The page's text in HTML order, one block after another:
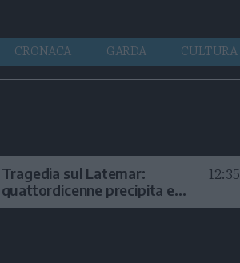
CRONACA GARDA CULTURA
Tragedia sul Latemar:
quattordicenne precipita e
muore
12:35